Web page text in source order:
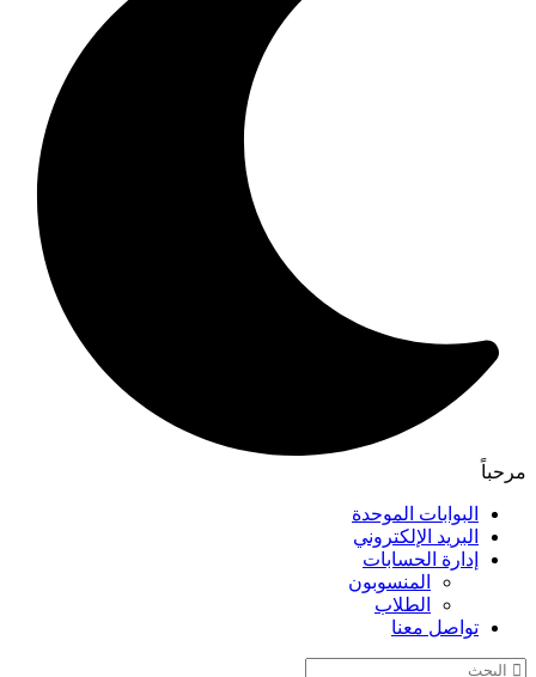
مرحباً
البوابات الموحدة
البريد الإلكتروني
إدارة الحسابات
المنسوبون
الطلاب
تواصل معنا